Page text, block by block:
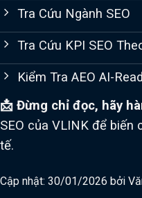
Tra Cứu Ngành SEO
Tra Cứu KPI SEO
Kiểm Tra AEO AI-
📩 Đừng chỉ đọc, hãy
SEO của VLINK để
tế.
Cập nhật: 30/01/2026 bởi